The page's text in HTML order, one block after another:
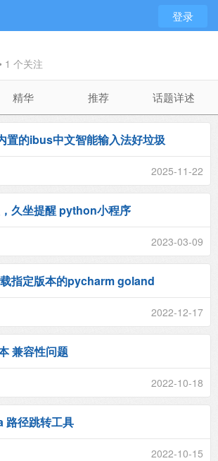
登录
1 个关注
精华 推荐 话题详述
置的ibus中文智能输入法好垃圾
2025-11-22
久坐提醒 python小程序
2023-03-09
指定版本的pycharm goland
2022-12-17
兼容性问题
2022-10-18
路径跳转工具
2022-10-15